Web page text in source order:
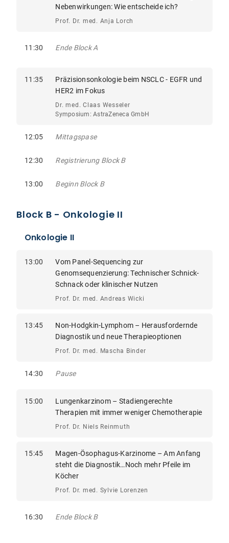
Nebenwirkungen: Wie entscheide ich?
Prof. Dr. med. Anja Lorch
11:30 Ende Block A
11:35
Präzisionsonkologie beim NSCLC - EGFR und
HER2 im Fokus
Dr. med. Claas Wesseler
Symposium: AstraZeneca GmbH
12:05 Mittagspase
12:30 Registrierung Block B
13:00 Beginn Block B
Block B - Onkologie II
Onkologie II
13:00
Vom Panel-Sequencing zur
Genomsequenzierung: Technischer Schnick-
Schnack oder klinischer Nutzen
Prof. Dr. med. Andreas Wicki
13:45
Non-Hodgkin-Lymphom – Herausfordernde
Diagnostik und neue Therapieoptionen
Prof. Dr. med. Mascha Binder
14:30 Pause
15:00
Lungenkarzinom – Stadiengerechte
Therapien mit immer weniger Chemotherapie
Prof. Dr. Niels Reinmuth
15:45
Magen-Ösophagus-Karzinome – Am Anfang
steht die Diagnostik…Noch mehr Pfeile im
Köcher
Prof. Dr. med. Sylvie Lorenzen
16:30 Ende Block B